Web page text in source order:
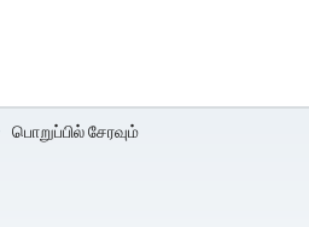
பொறுப்பில் சேரவும்